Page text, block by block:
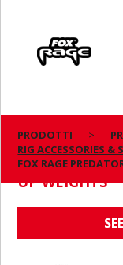
PRODOTTI
RIG ACCESSORIES &
FOX RAGE
FOX RAGE
UP WEIGHTS